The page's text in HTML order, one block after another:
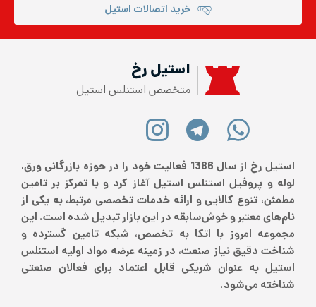
خرید اتصالات استیل
استیل رخ
متخصص استنلس استیل
استیل رخ از سال 1386 فعالیت خود را در حوزه بازرگانی ورق،
لوله و پروفیل استنلس استیل آغاز کرد و با تمرکز بر تامین
مطمئن، تنوع کالایی و ارائه خدمات تخصصی مرتبط، به یکی از
نام‌های معتبر و خوش‌سابقه در این بازار تبدیل شده است. این
مجموعه امروز با اتکا به تخصص، شبکه تامین گسترده و
شناخت دقیق نیاز صنعت، در زمینه عرضه مواد اولیه استنلس
استیل به عنوان شریکی قابل اعتماد برای فعالان صنعتی
شناخته می‌شود.